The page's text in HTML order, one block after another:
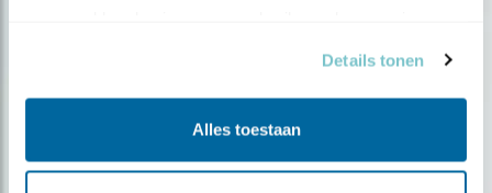
Details tonen
Alles toestaan